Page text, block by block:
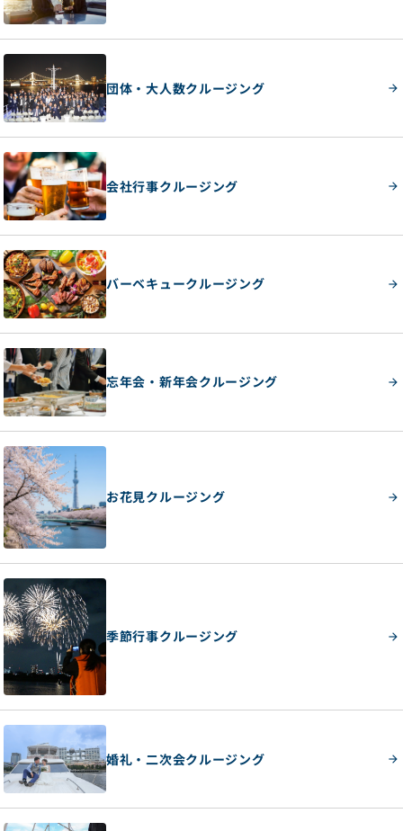
団体・大人数クルージング
会社行事クルージング
バーベキュークルージング
忘年会・新年会クルージング
お花見クルージング
季節行事クルージング
婚礼・二次会クルージング